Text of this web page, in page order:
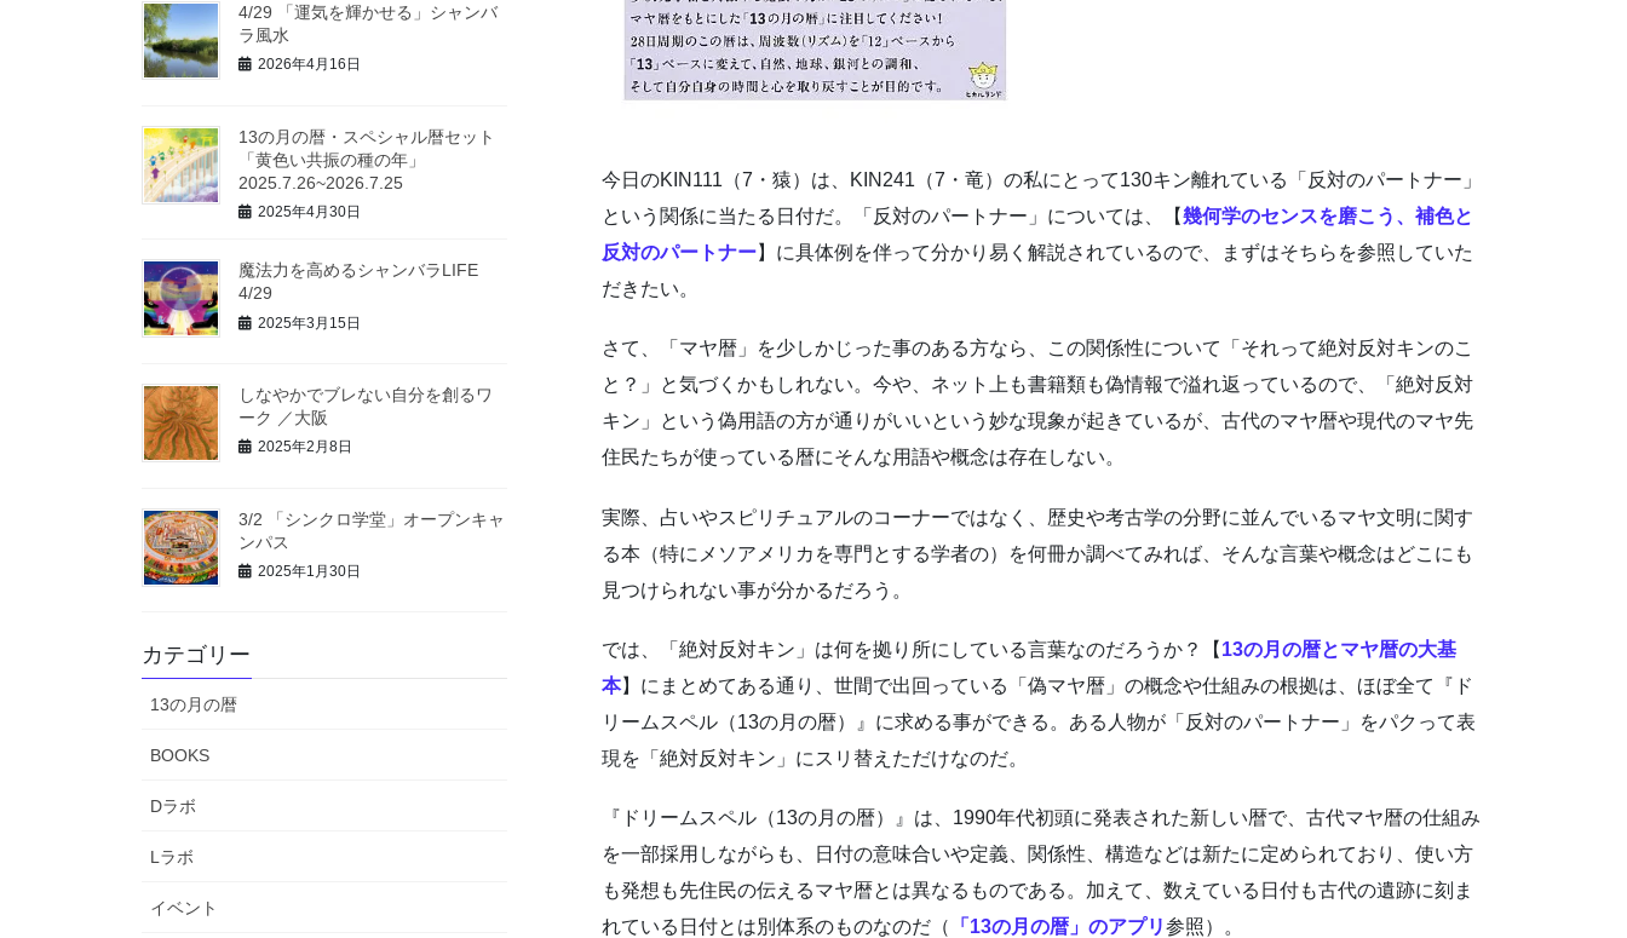
今日のKIN111（7・猿）は、KIN241（7・竜）の私にとって130キン離れている「反対のパートナー」
という関係に当たる日付だ。「反対のパートナー」については、【幾何学のセンスを磨こう、補色と
反対のパートナー】に具体例を伴って分かり易く解説されているので、まずはそちらを参照していた
だきたい。
さて、「マヤ暦」を少しかじった事のある方なら、この関係性について「それって絶対反対キンのこ
と？」と気づくかもしれない。今や、ネット上も書籍類も偽情報で溢れ返っているので、「絶対反対
キン」という偽用語の方が通りがいいという妙な現象が起きているが、古代のマヤ暦や現代のマヤ先
住民たちが使っている暦にそんな用語や概念は存在しない。
実際、占いやスピリチュアルのコーナーではなく、歴史や考古学の分野に並んでいるマヤ文明に関す
る本（特にメソアメリカを専門とする学者の）を何冊か調べてみれば、そんな言葉や概念はどこにも
見つけられない事が分かるだろう。
では、「絶対反対キン」は何を拠り所にしている言葉なのだろうか？【 13の月の暦とマヤ暦の大基
本】にまとめてある通り、世間で出回っている「偽マヤ暦」の概念や仕組みの根拠は、ほぼ全て『ド
リームスペル（13の月の暦）』に求める事ができる。ある人物が「反対のパートナー」をパクって表
現を「絶対反対キン」にスリ替えただけなのだ。
『ドリームスペル（13の月の暦）』は、1990年代初頭に発表された新しい暦で、古代マヤ暦の仕組み
を一部採用しながらも、日付の意味合いや定義、関係性、構造などは新たに定められており、使い方
も発想も先住民の伝えるマヤ暦とは異なるものである。加えて、数えている日付も古代の遺跡に刻ま
れている日付とは別体系のものなのだ（
「13の月の暦」のアプリ参照）。
4/29 「運気を輝かせる」シャンバ
ラ風水
2026年4月16日
13の月の暦・スペシャル暦セット
「黄色い共振の種の年」
2025.7.26~2026.7.25
2025年4月30日
魔法力を高めるシャンバラLIFE
4/29
2025年3月15日
しなやかでブレない自分を創るワ
ーク ／大阪
2025年2月8日
3/2 「シンクロ学堂」オープンキャ
ンパス
2025年1月30日
カテゴリー
13の月の暦
BOOKS
Dラボ
Lラボ
イベント